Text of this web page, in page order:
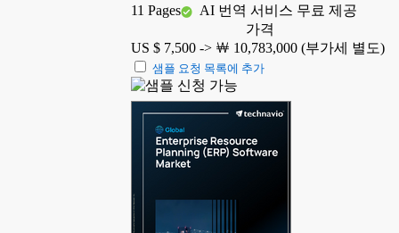
11 Pages
AI 번역 서비스 무료 제공
가격
US $ 7,500 -> ￦ 10,783,000 (부가세 별도)
샘플 요청 목록에 추가